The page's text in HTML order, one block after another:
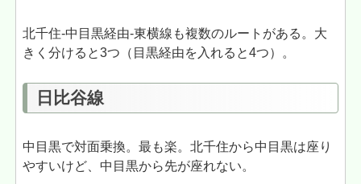
北千住-中目黒経由-東横線も複数のルートがある。大
きく分けると3つ（目黒経由を入れると4つ）。
日比谷線
中目黒で対面乗換。最も楽。北千住から中目黒は座り
やすいけど、中目黒から先が座れない。